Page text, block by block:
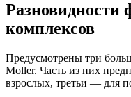
комплексов
Предусмотрены три
Moller. Часть из них
взрослых, третьи — для